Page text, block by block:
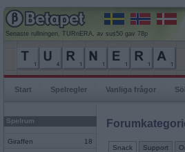
Senaste rullningen, TURnERA, av sus50 gav 78p
Start Spelregler Vanliga frågor
Spelrum
Giraffen 18
Snack Support